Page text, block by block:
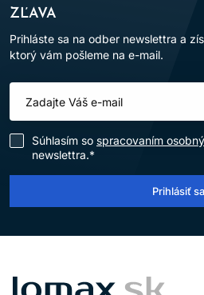
ZĽAVA
Prihláste sa na odber newslettra a
ktorý vám pošleme na e-mail.
Súhlasím so spracovaním
newslettra.*
Prihlásiť sa
LOMAX